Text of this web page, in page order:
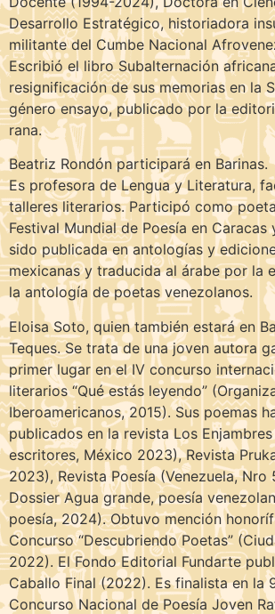
Desarrollo Estratégico, historiadora
militante del Cumbe Nacional
Escribió el libro Subalternación
resignificación de sus memorias en la
género ensayo, publicado por la
rana.
Beatriz Rondón participará en Barinas.
Es profesora de Lengua y Literatura,
talleres literarios. Participó como
Festival Mundial de Poesía en Caracas
sido publicada en antologías y
mexicanas y traducida al árabe por la
la antología de poetas venezolanos.
Eloisa Soto, quien también estará en
Teques. Se trata de una joven autora
primer lugar en el IV concurso
literarios “Qué estás leyendo”
Iberoamericanos, 2015). Sus poemas
publicados en la revista Los
escritores, México 2023), Revista
2023), Revista Poesía (Venezuela, Nro
Dossier Agua grande, poesía
poesía, 2024). Obtuvo mención
Concurso “Descubriendo Poetas”
2022). El Fondo Editorial Fundarte
Caballo Final (2022). Es finalista en la
Concurso Nacional de Poesía Joven